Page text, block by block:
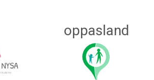
oppasland